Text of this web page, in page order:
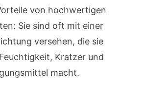
von hochwertigen
Sie sind oft mit einer
versehen, die sie
Kratzer und
macht.